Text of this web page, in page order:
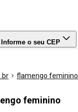
Informe o seu CEP
flamengo feminino
feminino